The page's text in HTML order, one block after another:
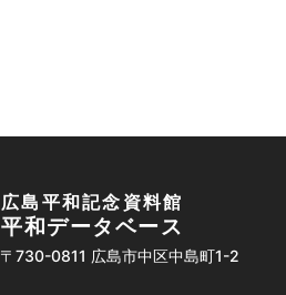
広島平和記念資料館
平和データベース
〒730-0811 広島市中区中島町1-2